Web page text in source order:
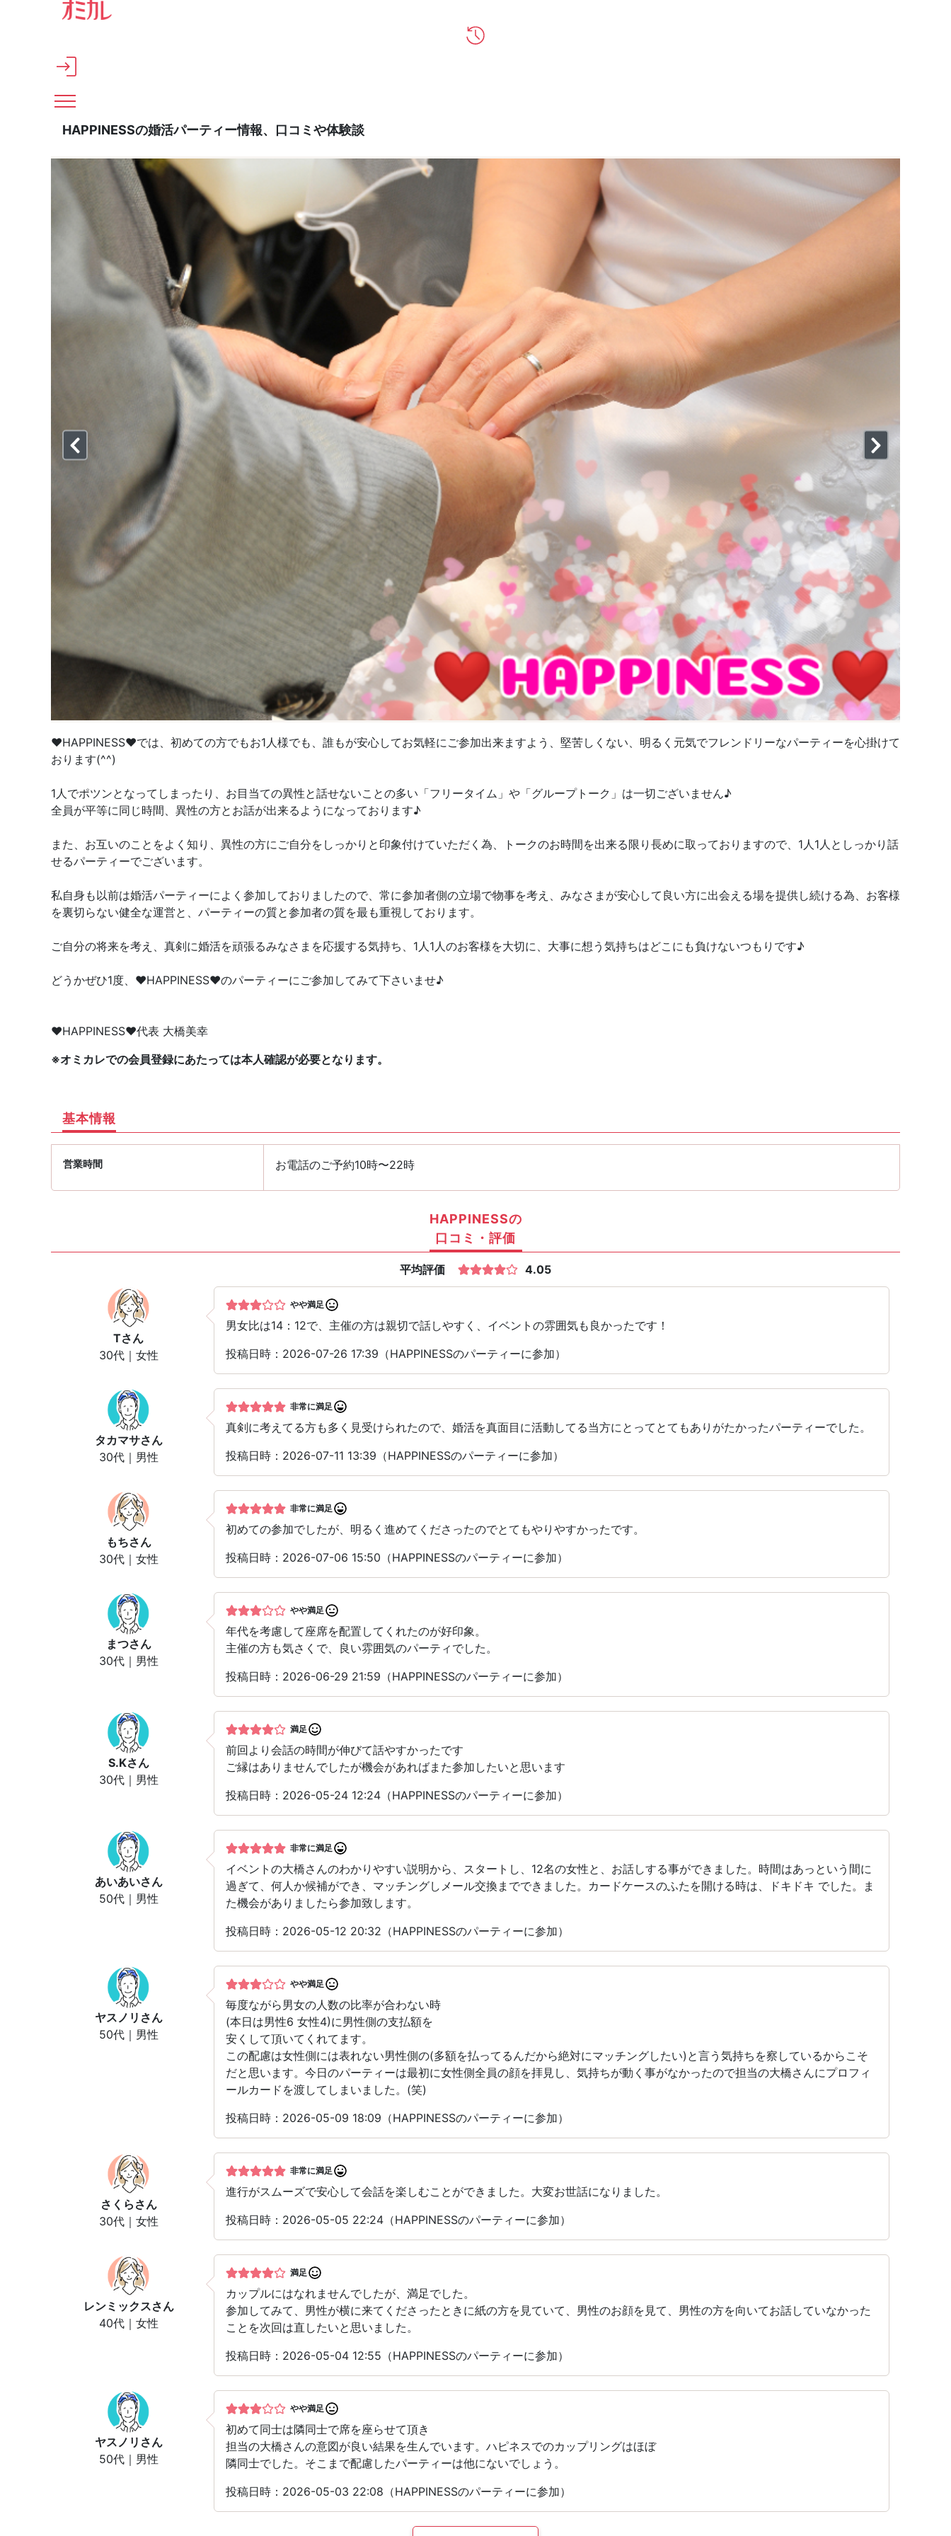
メインコンテンツへスキップ
HAPPINESSの婚活パーティー情報、口コミや体験談
♥️HAPPINESS♥️では、初めての方でもお1人様でも、誰もが安心してお気軽にご参加出来ますよう、堅苦しくない、明るく元気でフレンドリーなパーティーを心掛けて
おります(^^)
1人でポツンとなってしまったり、お目当ての異性と話せないことの多い「フリータイム」や「グループトーク」は一切ございません♪
全員が平等に同じ時間、異性の方とお話が出来るようになっております♪
また、お互いのことをよく知り、異性の方にご自分をしっかりと印象付けていただく為、トークのお時間を出来る限り長めに取っておりますので、1人1人としっかり話
せるパーティーでございます。
私自身も以前は婚活パーティーによく参加しておりましたので、常に参加者側の立場で物事を考え、みなさまが安心して良い方に出会える場を提供し続ける為、お客様
を裏切らない健全な運営と、パーティーの質と参加者の質を最も重視しております。
ご自分の将来を考え、真剣に婚活を頑張るみなさまを応援する気持ち、1人1人のお客様を大切に、大事に想う気持ちはどこにも負けないつもりです♪
どうかぜひ1度、♥️HAPPINESS♥️のパーティーにご参加してみて下さいませ♪
♥️HAPPINESS♥️代表 大橋美幸
※オミカレでの会員登録にあたっては本人確認が必要となります。
基本情報
営業時間 お電話のご予約10時〜22時
HAPPINESSの
口コミ・評価
平均評価 4.05
Tさん
30代｜女性
やや満足
男女比は14：12で、主催の方は親切で話しやすく、イベントの雰囲気も良かったです！
投稿日時：2026-07-26 17:39（HAPPINESSのパーティーに参加）
タカマサさん
30代｜男性
非常に満足
真剣に考えてる方も多く見受けられたので、婚活を真面目に活動してる当方にとってとてもありがたかったパーティーでした。
投稿日時：2026-07-11 13:39（HAPPINESSのパーティーに参加）
もちさん
30代｜女性
非常に満足
初めての参加でしたが、明るく進めてくださったのでとてもやりやすかったです。
投稿日時：2026-07-06 15:50（HAPPINESSのパーティーに参加）
まつさん
30代｜男性
やや満足
年代を考慮して座席を配置してくれたのが好印象。
主催の方も気さくで、良い雰囲気のパーティでした。
投稿日時：2026-06-29 21:59（HAPPINESSのパーティーに参加）
S.Kさん
30代｜男性
満足
前回より会話の時間が伸びて話やすかったです
ご縁はありませんでしたが機会があればまた参加したいと思います
投稿日時：2026-05-24 12:24（HAPPINESSのパーティーに参加）
あいあいさん
50代｜男性
非常に満足
イベントの大橋さんのわかりやすい説明から、スタートし、12名の女性と、お話しする事ができました。時間はあっという間に
過ぎて、何人か候補ができ、マッチングしメール交換までできました。カードケースのふたを開ける時は、ドキドキ でした。ま
た機会がありましたら参加致します。
投稿日時：2026-05-12 20:32（HAPPINESSのパーティーに参加）
ヤスノリ さん
50代｜男性
やや満足
毎度ながら男女の人数の比率が合わない時
(本日は男性6 女性4)に男性側の支払額を
安くして頂いてくれてます。
この配慮は女性側には表れない男性側の(多額を払ってるんだから絶対にマッチングしたい)と言う気持ちを察しているからこそ
だと思います。今日のパーティーは最初に女性側全員の顔を拝見し、気持ちが動く事がなかったので担当の大橋さんにプロフィ
ールカードを渡してしまいました。(笑)
投稿日時：2026-05-09 18:09（HAPPINESSのパーティーに参加）
さくら さん
30代｜女性
非常に満足
進行がスムーズで安心して会話を楽しむことができました。大変お世話になりました。
投稿日時：2026-05-05 22:24（HAPPINESSのパーティーに参加）
レンミックスさん
40代｜女性
満足
カップルにはなれませんでしたが、満足でした。
参加してみて、男性が横に来てくださったときに紙の方を見ていて、男性のお顔を見て、男性の方を向いてお話していなかった
ことを次回は直したいと思いました。
投稿日時：2026-05-04 12:55（HAPPINESSのパーティーに参加）
ヤスノリ さん
50代｜男性
やや満足
初めて同士は隣同士で席を座らせて頂き
担当の大橋さんの意図が良い結果を生んでいます。ハピネスでのカップリングはほぼ
隣同士でした。そこまで配慮したパーティーは他にないでしょう。
投稿日時：2026-05-03 22:08（HAPPINESSのパーティーに参加）